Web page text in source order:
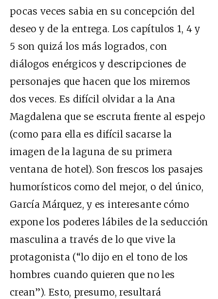
pocas veces sabia en su concepción del
deseo y de la entrega. Los capítulos 1, 4 y
5 son quizá los más logrados, con
diálogos enérgicos y descripciones de
personajes que hacen que los miremos
dos veces. Es difícil olvidar a la Ana
Magdalena que se escruta frente al espejo
(como para ella es difícil sacarse la
imagen de la laguna de su primera
ventana de hotel). Son frescos los pasajes
humorísticos como del mejor, o del único,
García Márquez, y es interesante cómo
expone los poderes lábiles de la seducción
masculina a través de lo que vive la
protagonista (“lo dijo en el tono de los
hombres cuando quieren que no les
crean”). Esto, presumo, resultará